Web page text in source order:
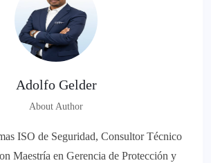
Adolfo Gelder
About Author
ISO de Seguridad, Consultor Técnico
Maestría en Gerencia de Protección y